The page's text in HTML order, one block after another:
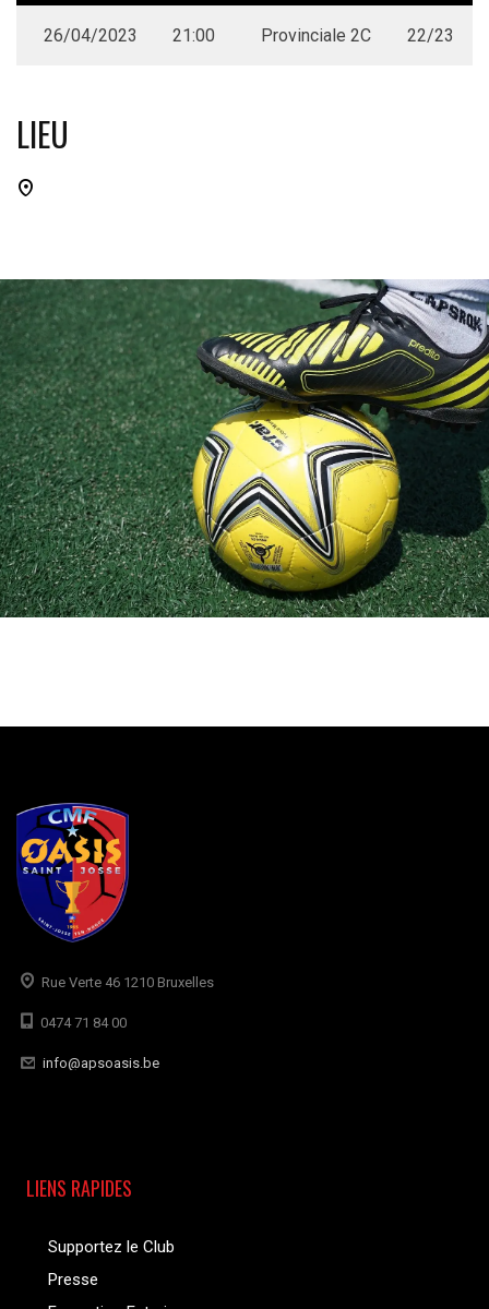
26/04/2023 21:00 Provinciale 2C 22/23
LIEU
Rue Verte 46 1210 Bruxelles
0474 71 84 00
info@apsoasis.be
LIENS RAPIDES
Supportez le Club
Presse